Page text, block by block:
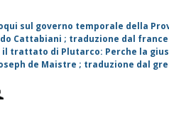
sul governo temporale della
Cattabiani ; traduzione dal
il trattato di Plutarco: Perche la
de Maistre ; traduzione dal